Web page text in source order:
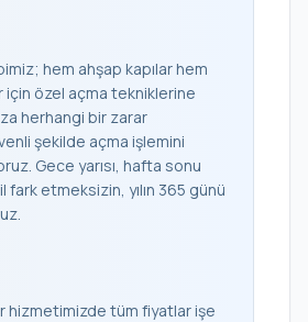
hem ahşap kapılar hem
için özel açma tekniklerine
herhangi bir zarar
şekilde açma işlemini
Gece yarısı, hafta sonu
etmeksizin, yılın 365 günü
hizmetimizde tüm fiyatlar işe